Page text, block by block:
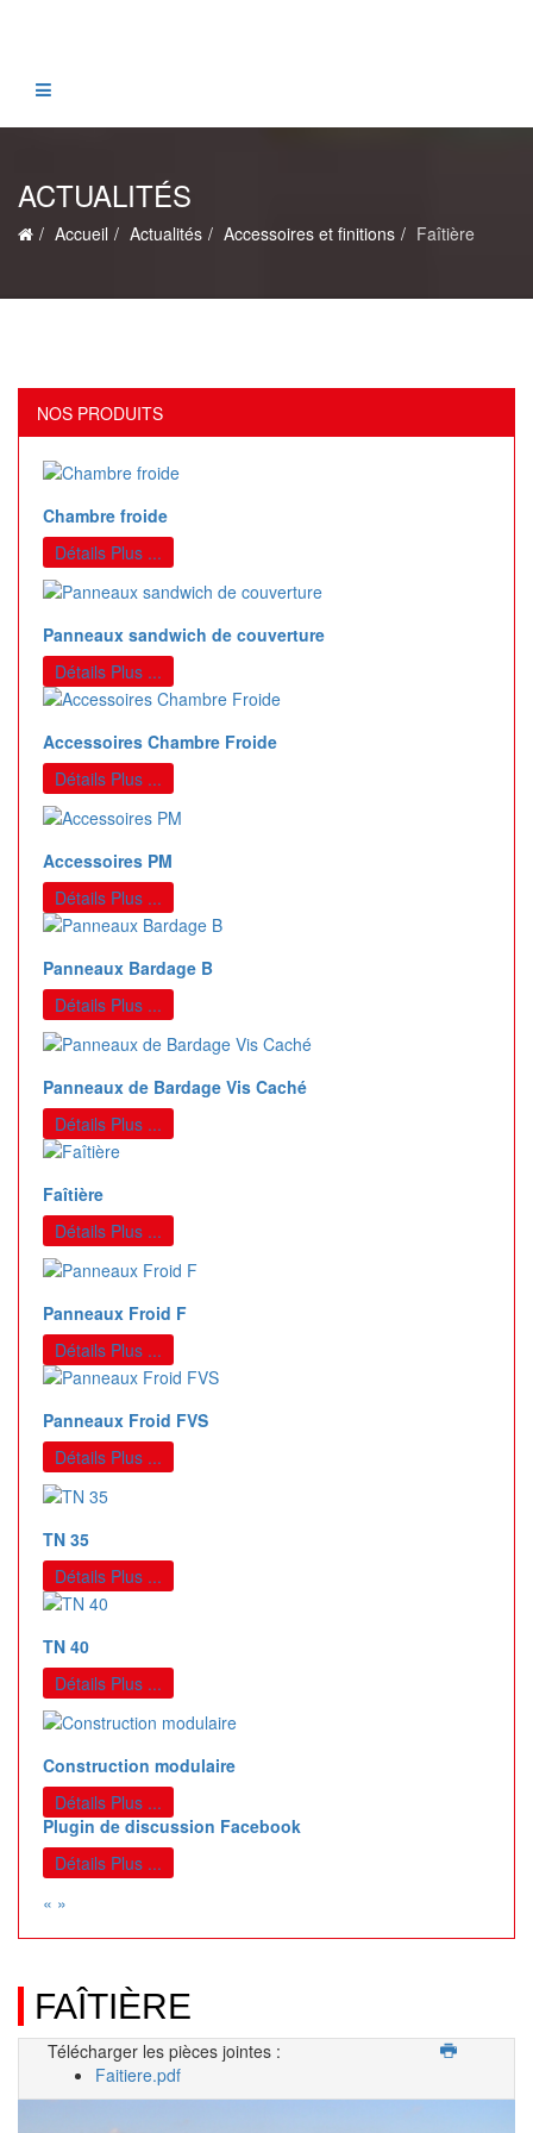
ACTUALITÉS
Accueil Actualités Accessoires et finitions Faîtière
NOS PRODUITS
Chambre froide
Détails Plus ...
Panneaux sandwich de couverture
Détails Plus ...
Accessoires Chambre Froide
Détails Plus ...
Accessoires PM
Détails Plus ...
Panneaux Bardage B
Détails Plus ...
Panneaux de Bardage Vis Caché
Détails Plus ...
Faîtière
Détails Plus ...
Panneaux Froid F
Détails Plus ...
Panneaux Froid FVS
Détails Plus ...
TN 35
Détails Plus ...
TN 40
Détails Plus ...
Construction modulaire
Détails Plus ...
Plugin de discussion Facebook
Détails Plus ...
« »
FAÎTIÈRE
Télécharger les pièces jointes :
Faitiere.pdf